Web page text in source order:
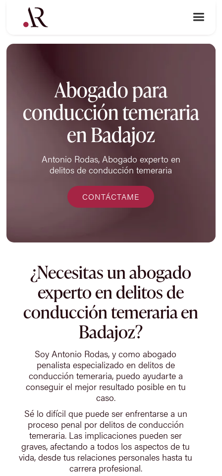
Abogado para
conducción temeraria
en Badajoz
Antonio Rodas, Abogado experto en
delitos de conducción temeraria
CONTÁCTAME
¿Necesitas un abogado
experto en delitos de
conducción temeraria en
Badajoz?
Soy Antonio Rodas, y como abogado
penalista especializado en delitos de
conducción temeraria, puedo ayudarte a
conseguir el mejor resultado posible en tu
caso.
Sé lo difícil que puede ser enfrentarse a un
proceso penal por delitos de conducción
temeraria. Las implicaciones pueden ser
graves, afectando a todos los aspectos de tu
vida, desde tus relaciones personales hasta tu
carrera profesional.